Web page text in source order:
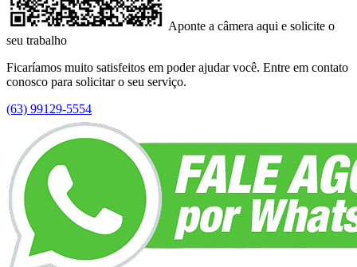
Aponte a câmera aqui e solicite o
seu trabalho
Ficaríamos muito satisfeitos em poder ajudar você. Entre em contato
conosco para solicitar o seu serviço.
(63) 99129-5554